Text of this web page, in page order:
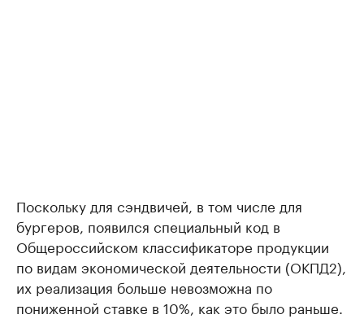
Поскольку для сэндвичей, в том числе для
бургеров, появился специальный код в
Общероссийском классификаторе продукции
по видам экономической деятельности (ОКПД2),
их реализация больше невозможна по
пониженной ставке в 10%, как это было раньше.